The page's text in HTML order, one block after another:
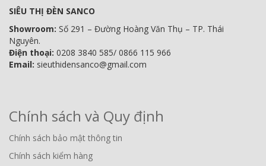
SIÊU THỊ ĐÈN SANCO
Showroom: Số 291 – Đường Hoàng Văn Thụ – TP. Thái
Nguyên.
Điện thoại: 0208 3840 585/ 0866 115 966
Email: sieuthidensanco@gmail.com
Chính sách và Quy định
Chính sách bảo mật thông tin
Chính sách kiểm hàng